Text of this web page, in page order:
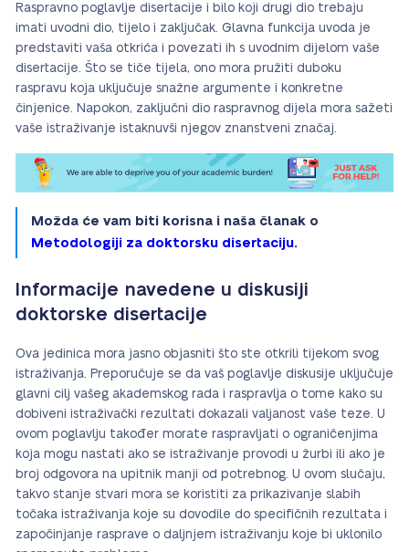
Raspravno poglavlje disertacije i bilo koji drugi dio trebaju
imati uvodni dio, tijelo i zaključak. Glavna funkcija uvoda je
predstaviti vaša otkrića i povezati ih s uvodnim dijelom vaše
disertacije. Što se tiče tijela, ono mora pružiti duboku
raspravu koja uključuje snažne argumente i konkretne
činjenice. Napokon, zaključni dio raspravnog dijela mora sažeti
vaše istraživanje istaknuvši njegov znanstveni značaj.
Možda će vam biti korisna i naša članak o
Metodologiji za doktorsku disertaciju.
Informacije navedene u diskusiji
doktorske disertacije
Ova jedinica mora jasno objasniti što ste otkrili tijekom svog
istraživanja. Preporučuje se da vaš poglavlje diskusije uključuje
glavni cilj vašeg akademskog rada i raspravlja o tome kako su
dobiveni istraživački rezultati dokazali valjanost vaše teze. U
ovom poglavlju također morate raspravljati o ograničenjima
koja mogu nastati ako se istraživanje provodi u žurbi ili ako je
broj odgovora na upitnik manji od potrebnog. U ovom slučaju,
takvo stanje stvari mora se koristiti za prikazivanje slabih
točaka istraživanja koje su dovodile do specifičnih rezultata i
započinjanje rasprave o daljnjem istraživanju koje bi uklonilo